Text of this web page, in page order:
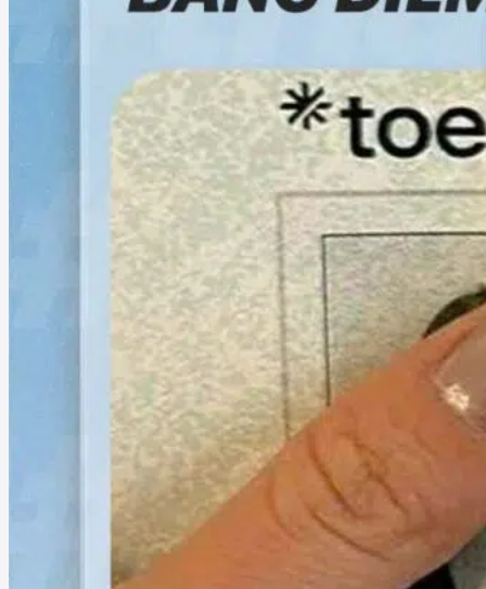
Lớp học Online
Lịch khai giảng
Lịch khai giảng
Kiểm tra trình độ đầu vào
Đề thi Online
Góc học tập
Luyện tập Full Test TOEIC
Luyện tập Part 5-6
Hướng dẫn TOEIC Part 7
Wordform Test
Hướng dẫn TOEIC Writing
Hướng dẫn TOEIC Speaking
Video